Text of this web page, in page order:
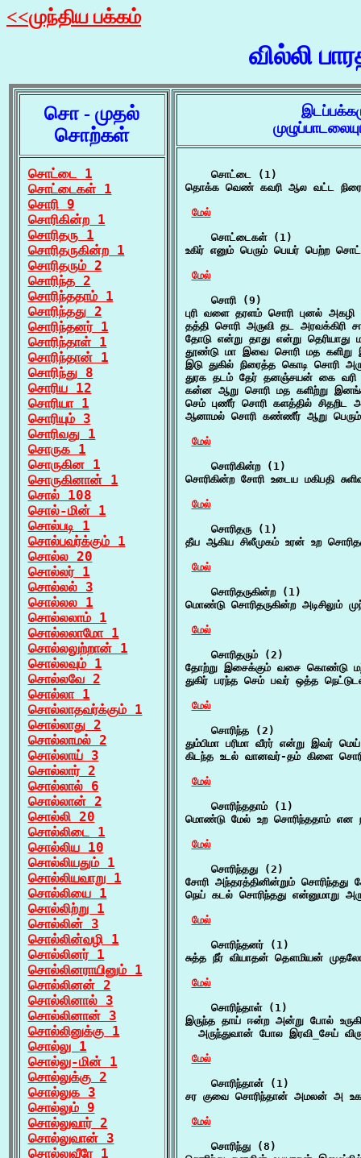
<<முந்திய பக்கம்
வில்லி
சொ - முதல்
சொற்கள்
சொட்டை 1
சொட்டைகள் 1
சொரி 9
சொரிகின்ற 1
சொரிதரு 1
சொரிதருகின்ற 1
சொரிதரும் 2
சொரிந்த 2
சொரிந்ததாம் 1
சொரிந்தது 2
சொரிந்தனர் 1
சொரிந்தாள் 1
சொரிந்தான் 1
சொரிந்து 8
சொரிய 12
சொரியா 1
சொரியும் 3
சொரிவது 1
சொருக 1
சொருகின 1
சொருகினான் 1
சொல் 108
சொல்-மின் 1
சொல்படி 1
சொல்பவர்க்கும் 1
சொல்ல 20
சொல்லர் 1
சொல்லல் 3
சொல்லல 1
சொல்லலாம் 1
சொல்லலாமோ 1
சொல்லலுற்றான் 1
சொல்லவும் 1
சொல்லவே 2
சொல்லா 1
சொல்லாதவர்க்கும் 1
சொல்லாது 2
சொல்லாமல் 2
சொல்லாய் 3
சொல்லார் 2
சொல்லால் 6
சொல்லான் 2
சொல்லி 20
சொல்லிடை 1
சொல்லிய 10
சொல்லியதும் 1
சொல்லியவாறு 1
சொல்லியை 1
சொல்லிற்று 1
சொல்லின் 3
சொல்லின்வழி 1
சொல்லினர் 1
சொல்லினராயினும் 1
சொல்லினன் 2
சொல்லினால் 3
சொல்லினான் 3
சொல்லினுக்கு 1
சொல்லு 1
சொல்லு-மின் 1
சொல்லுக்கு 2
சொல்லுக 3
சொல்லும் 9
சொல்லுவார் 2
சொல்லுவான் 3
சொல்லுவீரே 1
    சொட்டை (1)
தொக்க வெண் கவரி ஆல வட்ட நிரை
மேல்
    சொட்டைகள் (1)
உகிர் எனும் பெரும் பெயர் பெற்ற
மேல்
    சொரி (9)
புரி வளை தரளம் சொரி புனல் அகழி
தத்தி சொரி அருவி தட அரவக்கிரி
தோடு என்று தாது என்று தெரியாது
தூண்டு மா இவை சொரி மத களிறு
இடு துகில் நிரைத்த கொடி சொரி
துரக தடம் தேர் தனஞ்சயன் கை
கன்ன ஆறு சொரி மத களிற்று
செம் புணீர் சொரி களத்தில் சிதறிட
ஆனாமல் சொரி கண்ணீர் ஆறு பெரும்
மேல்
    சொரிகின்ற (1)
சொரிகின்ற சோரி உடைய மகிபதி
மேல்
    சொரிதரு (1)
தீய ஆகிய சிலீமுகம் உரன் உற
மேல்
    சொரிதருகின்ற (1)
மொண்டு சொரிதருகின்ற அடிசிலும்
மேல்
    சொரிதரும் (2)
தோற்று இசைக்கும் வசை கொண்டு
துகிர் பரந்த செம் பவர் ஒத்த
மேல்
    சொரிந்த (2)
தும்பிமா பரிமா வீரர் என்று இவர்
கிடந்த உடல் வானவர்-தம் கிளை
மேல்
    சொரிந்ததாம் (1)
மொண்டு மேல் உற சொரிந்ததாம் என
மேல்
    சொரிந்தது (2)
சோரி அந்தரத்தினின்றும்
நெய் கடல் சொரிந்தது என்னுமாறு
மேல்
    சொரிந்தனர் (1)
சுத்த நீர் வியாதன் தௌமியன்
மேல்
    சொரிந்தாள் (1)
இருந்த தாய் ஈன்ற அன்று போல்
அருந்துவான் போல இரவி_சேய்
மேல்
    சொரிந்தான் (1)
சர குவை சொரிந்தான் அமலன் அ
மேல்
    சொரிந்து (8)